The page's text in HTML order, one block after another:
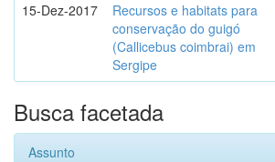
15-Dez-2017
Recursos e habitats para
conservação do guigó
(Callicebus coimbrai) em
Sergipe
Busca facetada
Assunto